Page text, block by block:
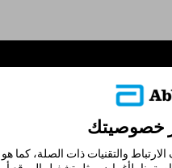
خصوصيتك
والتقنيات ذات الصلة، كما هو